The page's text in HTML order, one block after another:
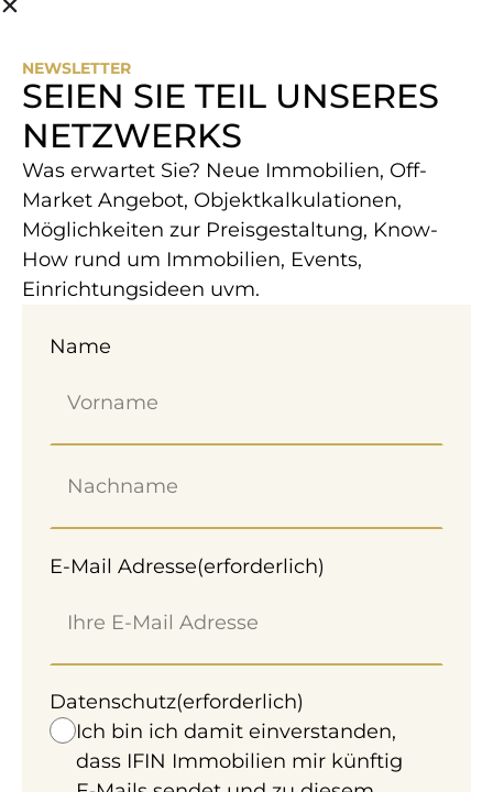
NEWSLETTER
SEIEN SIE TEIL UNSERES
NETZWERKS
Was erwartet Sie? Neue Immobilien, Off-
Market Angebot, Objektkalkulationen,
Möglichkeiten zur Preisgestaltung, Know-
How rund um Immobilien, Events,
Einrichtungsideen uvm.
Name
E-Mail Adresse(erforderlich)
Datenschutz(erforderlich)
Ich bin ich damit einverstanden,
dass IFIN Immobilien mir künftig